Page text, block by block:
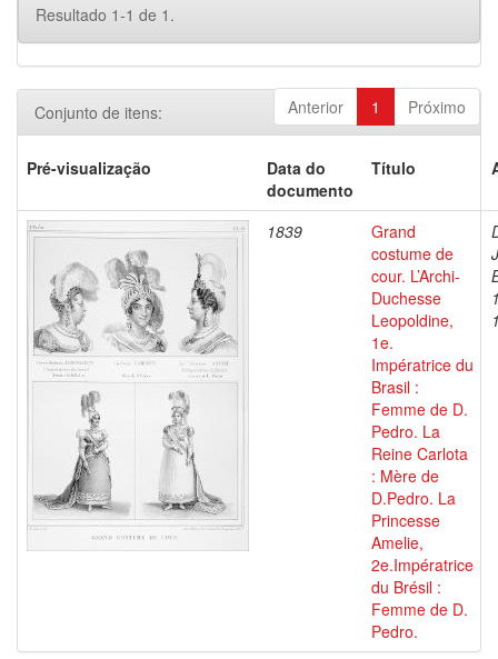
Resultado 1-1 de 1.
Anterior 1 Próximo
Conjunto de itens:
Pré-visualização
Data do
documento
Título
1839
Grand
costume de
cour. L’Archi-
Duchesse
Leopoldine,
1e.
Impératrice du
Brasil :
Femme de D.
Pedro. La
Reine Carlota
: Mère de
D.Pedro. La
Princesse
Amelie,
2e.Impératrice
du Brésil :
Femme de D.
Pedro.